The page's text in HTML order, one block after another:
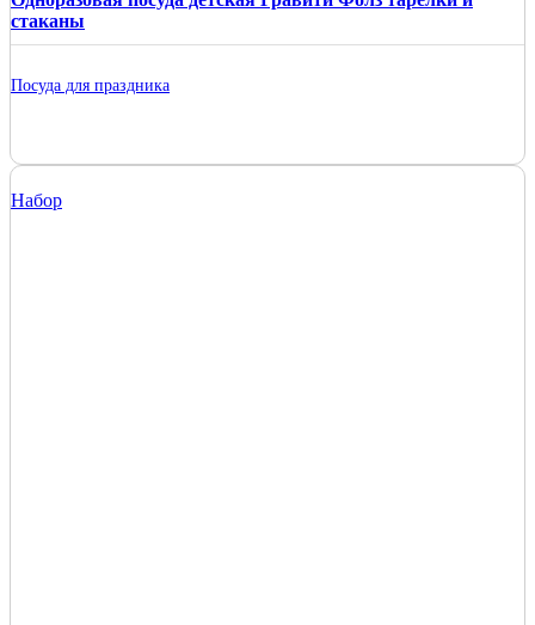
стаканы
Посуда для праздника
Набор